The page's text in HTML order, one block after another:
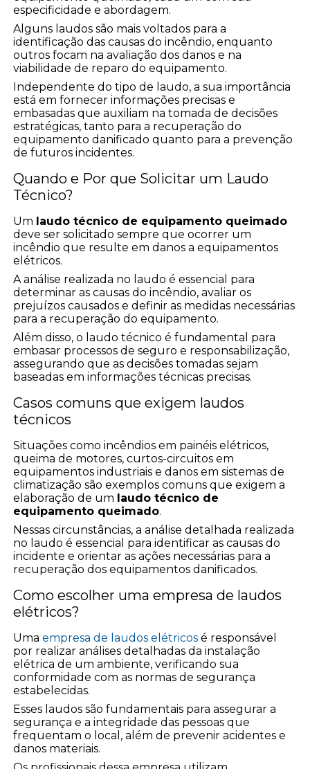
especificidade e abordagem.
Alguns laudos são mais voltados para a
identificação das causas do incêndio, enquanto
outros focam na avaliação dos danos e na
viabilidade de reparo do equipamento.
Independente do tipo de laudo, a sua importância
está em fornecer informações precisas e
embasadas que auxiliam na tomada de decisões
estratégicas, tanto para a recuperação do
equipamento danificado quanto para a prevenção
de futuros incidentes.
Quando e Por que Solicitar um Laudo
Técnico?
Um laudo técnico de equipamento queimado
deve ser solicitado sempre que ocorrer um
incêndio que resulte em danos a equipamentos
elétricos.
A análise realizada no laudo é essencial para
determinar as causas do incêndio, avaliar os
prejuízos causados e definir as medidas necessárias
para a recuperação do equipamento.
Além disso, o laudo técnico é fundamental para
embasar processos de seguro e responsabilização,
assegurando que as decisões tomadas sejam
baseadas em informações técnicas precisas.
Casos comuns que exigem laudos
técnicos
Situações como incêndios em painéis elétricos,
queima de motores, curtos-circuitos em
equipamentos industriais e danos em sistemas de
climatização são exemplos comuns que exigem a
elaboração de um laudo técnico de
equipamento queimado.
Nessas circunstâncias, a análise detalhada realizada
no laudo é essencial para identificar as causas do
incidente e orientar as ações necessárias para a
recuperação dos equipamentos danificados.
Como escolher uma empresa de laudos
elétricos?
Umaempresa de laudos elétricos é responsável
por realizar análises detalhadas da instalação
elétrica de um ambiente, verificando sua
conformidade com as normas de segurança
estabelecidas.
Esses laudos são fundamentais para assegurar a
segurança e a integridade das pessoas que
frequentam o local, além de prevenir acidentes e
danos materiais.